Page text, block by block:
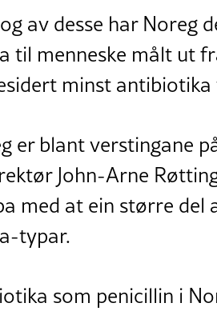
av desse har Noreg
til menneske målt ut
minst antibiotika
er blant verstingane
John-Arne
med at ein større del
typar.
som penicillin i